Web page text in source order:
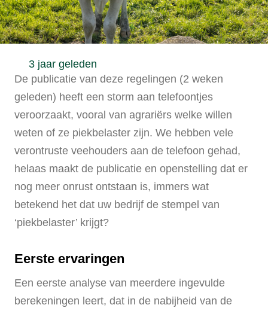
3 jaar geleden
De publicatie van deze regelingen (2 weken
geleden) heeft een storm aan telefoontjes
veroorzaakt, vooral van agrariërs welke willen
weten of ze piekbelaster zijn. We hebben vele
verontruste veehouders aan de telefoon gehad,
helaas maakt de publicatie en openstelling dat er
nog meer onrust ontstaan is, immers wat
betekend het dat uw bedrijf de stempel van
‘piekbelaster’ krijgt?
Eerste ervaringen
Een eerste analyse van meerdere ingevulde
berekeningen leert, dat in de nabijheid van de